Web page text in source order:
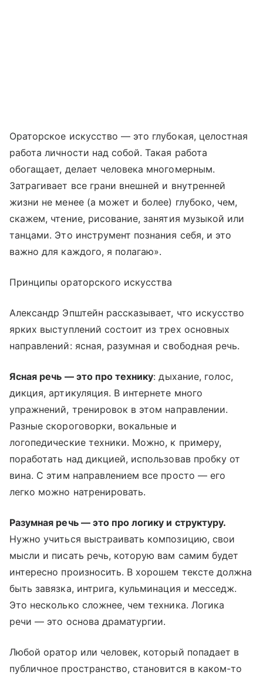
Ораторское искусство — это глубокая, целостная
работа личности над собой. Такая работа
обогащает, делает человека многомерным.
Затрагивает все грани внешней и внутренней
жизни не менее (а может и более) глубоко, чем,
скажем, чтение, рисование, занятия музыкой или
танцами. Это инструмент познания себя, и это
важно для каждого, я полагаю».
Принципы ораторского искусства
Александр Эпштейн рассказывает, что искусство
ярких выступлений состоит из трех основных
направлений: ясная, разумная и свободная речь.
Ясная речь — это про технику: дыхание, голос,
дикция, артикуляция. В интернете много
упражнений, тренировок в этом направлении.
Разные скороговорки, вокальные и
логопедические техники. Можно, к примеру,
поработать над дикцией, использовав пробку от
вина. С этим направлением все просто — его
легко можно натренировать.
Разумная речь — это про логику и структуру.
Нужно учиться выстраивать композицию, свои
мысли и писать речь, которую вам самим будет
интересно произносить. В хорошем тексте должна
быть завязка, интрига, кульминация и месседж.
Это несколько сложнее, чем техника. Логика
речи — это основа драматургии.
Любой оратор или человек, который попадает в
публичное пространство, становится в каком-то